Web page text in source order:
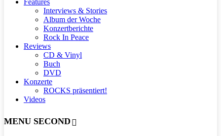
Interviews & Stories
Album der Woche
Konzertberichte
Rock In Peace
Reviews
CD & Vinyl
Buch
DVD
Konzerte
ROCKS präsentiert!
Videos
MENU SECOND